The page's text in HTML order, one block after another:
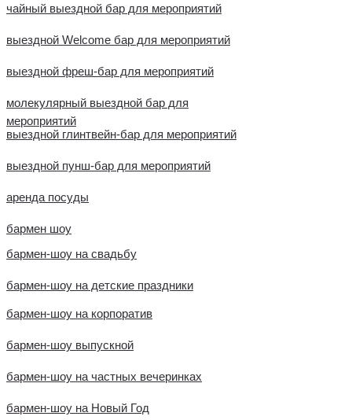
чайный выездной бар для мероприятий
выездной Welcome бар для мероприятий
выездной фреш-бар для мероприятий
молекулярный выездной бар для
мероприятий
выездной глинтвейн-бар для мероприятий
выездной пунш-бар для мероприятий
аренда посуды
бармен шоу
бармен-шоу на свадьбу
бармен-шоу на детские праздники
бармен-шоу на корпоратив
бармен-шоу выпускной
бармен-шоу на частных вечеринках
бармен-шоу на Новый Год